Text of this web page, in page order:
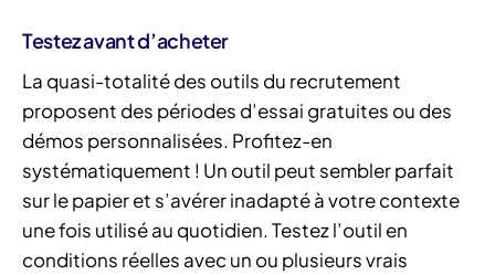
Testez avant d’acheter
La quasi-totalité des outils du recrutement
proposent des périodes d’essai gratuites ou des
démos personnalisées. Profitez-en
systématiquement ! Un outil peut sembler parfait
sur le papier et s’avérer inadapté à votre contexte
une fois utilisé au quotidien. Testez l’outil en
conditions réelles avec un ou plusieurs vrais